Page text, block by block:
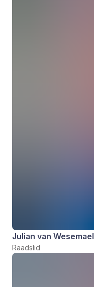
Julian van Wesemael
Raadslid